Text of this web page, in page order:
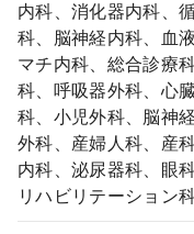
受付時間
クリニック開業
内科、消化器内科、
科、脳神経内科、血
マチ内科、総合診療
科、呼吸器外科、心
科、小児外科、脳神
外科、産婦人科、産
内科、泌尿器科、眼
リハビリテーション